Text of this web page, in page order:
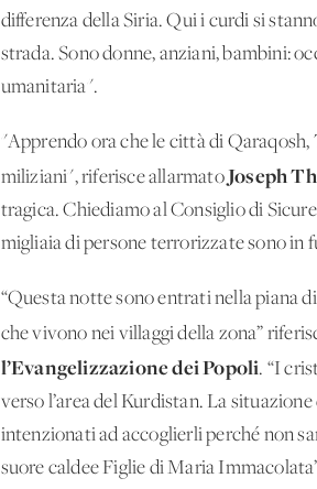
differenza della Siria. Qui i curdi si
strada. Sono donne, anziani, bambini:
umanitaria".
"Apprendo ora che le città di
miliziani", riferisce allarmatoJoseph
tragica. Chiediamo al Consiglio di
migliaia di persone terrorizzate sono in
“Questa notte sono entrati nella piana
che vivono nei villaggi della zona”
l’Evangelizzazione dei Popoli. “I
verso l’area del Kurdistan. La
intenzionati ad accoglierli perché non
suore caldee Figlie di Maria